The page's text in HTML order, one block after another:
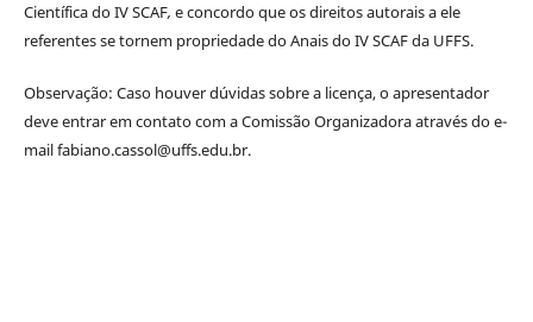
Científica do IV SCAF, e concordo que os direitos autorais a ele
referentes se tornem propriedade do Anais do IV SCAF da UFFS.
Observação: Caso houver dúvidas sobre a licença, o apresentador
deve entrar em contato com a Comissão Organizadora através do e-
mail fabiano.cassol@uffs.edu.br.